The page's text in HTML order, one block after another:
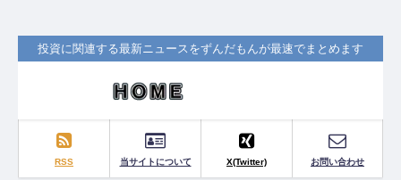
投資に関連する最新ニュースをずんだもんが最速でまとめます
RSS 当サイトについて X(Twitter) お問い合わせ